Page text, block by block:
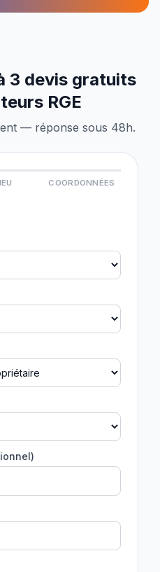
3 devis gratuits
RGE
— réponse sous 48h.
COORDONNÉES